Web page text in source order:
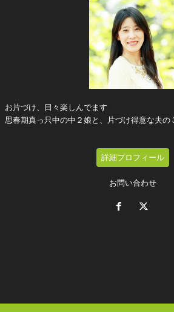
お片づけ、日々楽しんでます
思春期真っ只中の中２娘と、片づけ得意な夫の
詳細プロフィール
お問い合わせ